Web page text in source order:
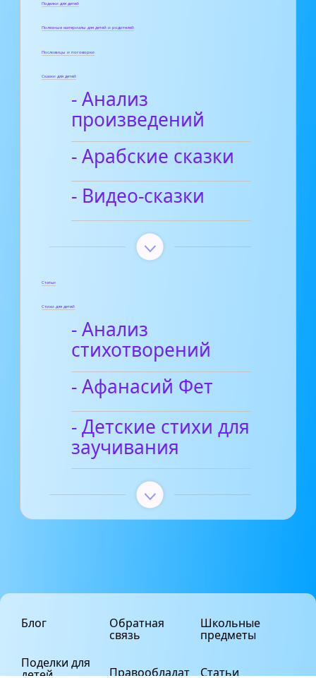
Поделки для детей
Полезные материалы для детей и родителей
Пословицы и поговорки
Сказки для детей
- Анализ
произведений
- Арабские сказки
- Видео-сказки
Статьи
Стихи для детей
- Анализ
стихотворений
- Афанасий Фет
- Детские стихи для
заучивания
Блог
Поделки для
детей
Обратная
связь
Правообладат
Школьные
предметы
Статьи